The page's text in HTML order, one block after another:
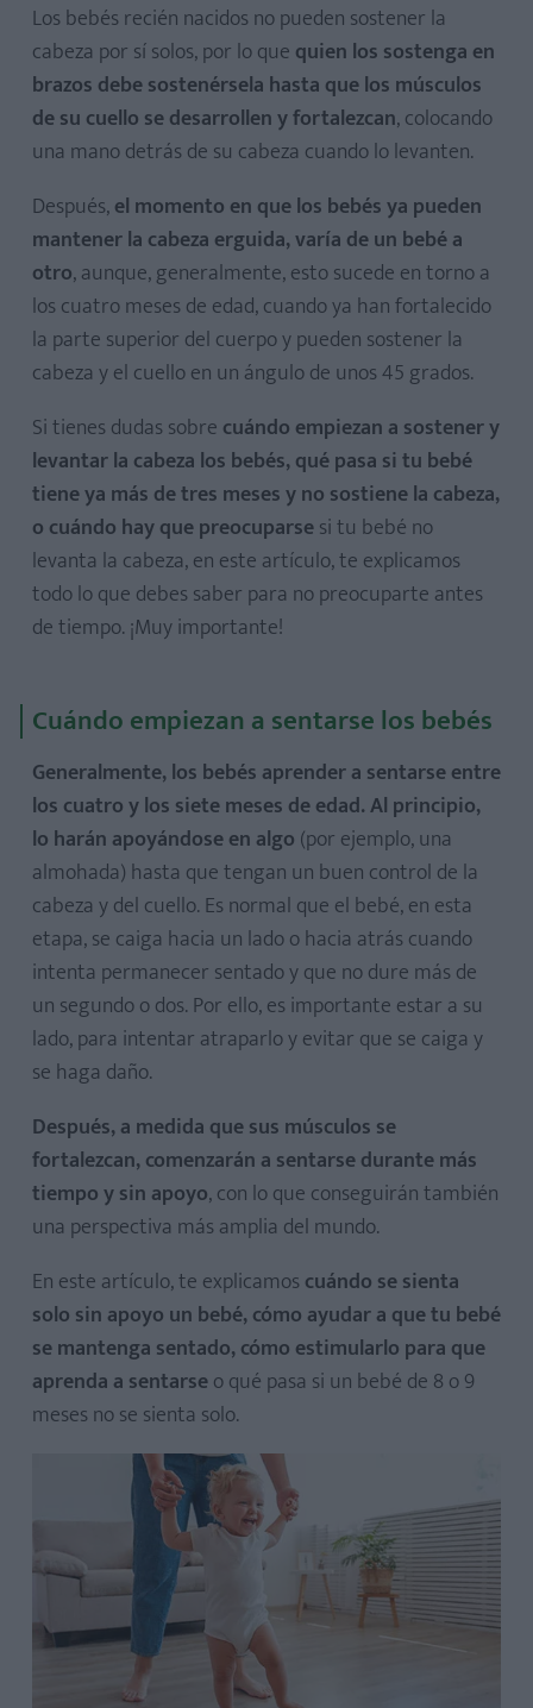
Los bebés recién nacidos no pueden sostener la
cabeza por sí solos, por lo que quien los sostenga en
brazos debe sostenérsela hasta que los músculos
de su cuello se desarrollen y fortalezcan, colocando
una mano detrás de su cabeza cuando lo levanten.
Después,el momento en que los bebés ya pueden
mantener la cabeza erguida, varía de un bebé a
otro, aunque, generalmente, esto sucede en torno a
los cuatro meses de edad, cuando ya han fortalecido
la parte superior del cuerpo y pueden sostener la
cabeza y el cuello en un ángulo de unos 45 grados.
Si tienes dudas sobre cuándo empiezan a sostener y
levantar la cabeza los bebés, qué pasa si tu bebé
tiene ya más de tres meses y no sostiene la cabeza,
o cuándo hay que preocuparsesi tu bebé no
levanta la cabeza, en este artículo, te explicamos
todo lo que debes saber para no preocuparte antes
de tiempo. ¡Muy importante!
Cuándo empiezan a sentarse los bebés
Generalmente, los bebés aprender a sentarse entre
los cuatro y los siete meses de edad. Al principio,
lo harán apoyándose en algo (por ejemplo, una
almohada) hasta que tengan un buen control de la
cabeza y del cuello. Es normal que el bebé, en esta
etapa, se caiga hacia un lado o hacia atrás cuando
intenta permanecer sentado y que no dure más de
un segundo o dos. Por ello, es importante estar a su
lado, para intentar atraparlo y evitar que se caiga y
se haga daño.
Después, a medida que sus músculos se
fortalezcan, comenzarán a sentarse durante más
tiempo y sin apoyo, con lo que conseguirán también
una perspectiva más amplia del mundo.
En este artículo, te explicamos cuándo se sienta
solo sin apoyo un bebé, cómo ayudar a que tu bebé
se mantenga sentado, cómo estimularlo para que
aprenda a sentarseo qué pasa si un bebé de 8 o 9
meses no se sienta solo.